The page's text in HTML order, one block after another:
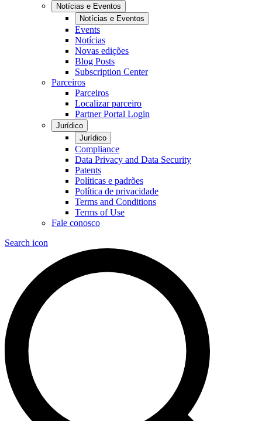
Notícias e Eventos
Notícias e Eventos
Events
Notícias
Novas edições
Blog Posts
Subscription Center
Parceiros
Parceiros
Localizar parceiro
Partner Portal Login
Jurídico
Jurídico
Compliance
Data Privacy and Data Security
Patents
Políticas e padrões
Política de privacidade
Terms and Conditions
Terms of Use
Fale conosco
Search icon